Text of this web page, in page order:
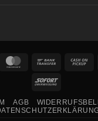
MasterCardBank
Sofort
AGB